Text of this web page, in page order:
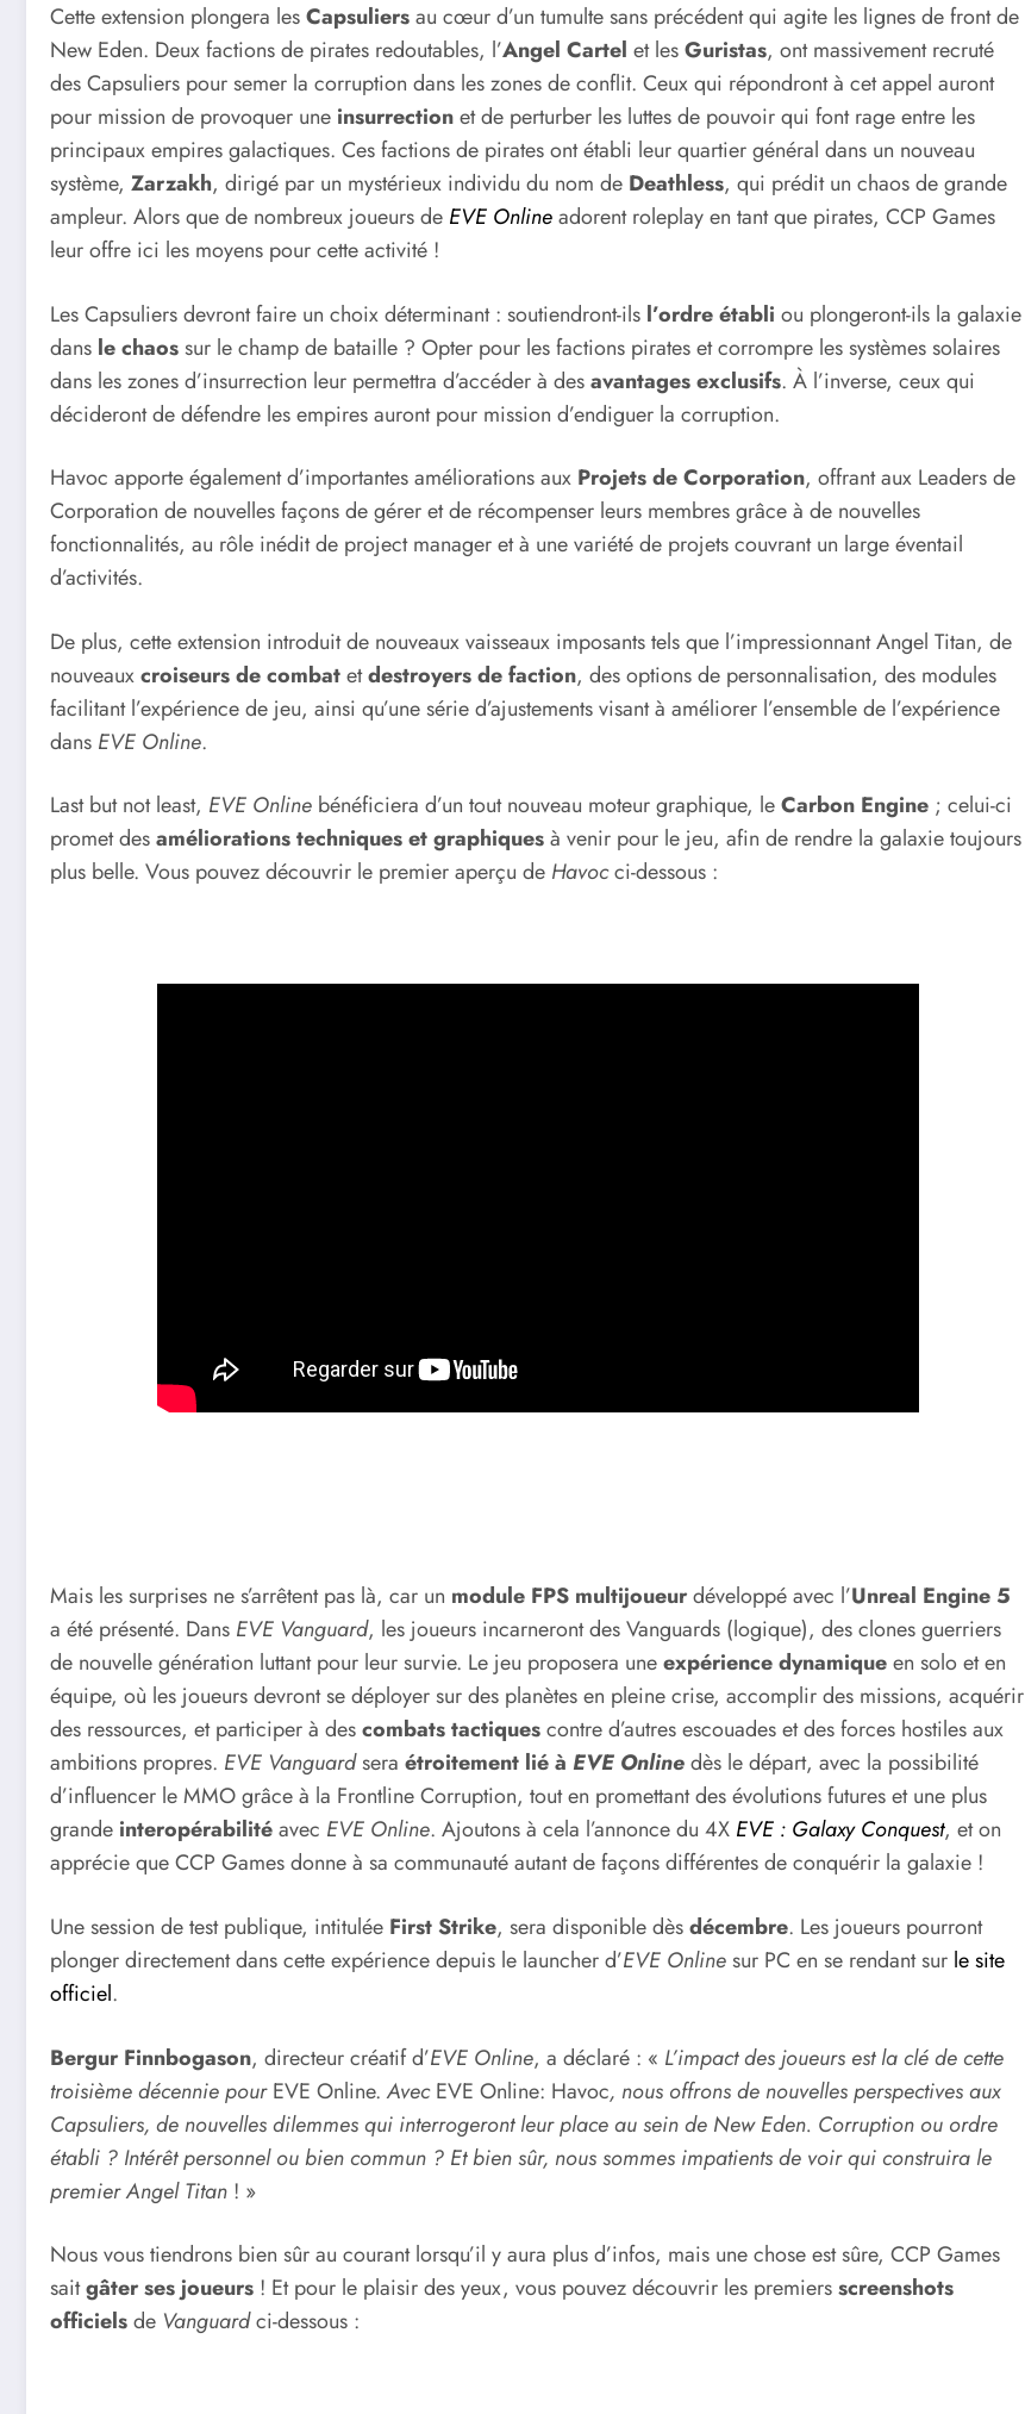
Cette extension plongera lesCapsuliersau cœur d’un tumulte sans précédent qui agite les lignes de front de
New Eden. Deux factions de pirates redoutables, l’Angel Cartel et lesGuristas, ont massivement recruté
des Capsuliers pour semer la corruption dans les zones de conflit. Ceux qui répondront à cet appel auront
pour mission de provoquer une insurrectionet de perturber les luttes de pouvoir qui font rage entre les
principaux empires galactiques. Ces factions de pirates ont établi leur quartier général dans un nouveau
système, Zarzakh, dirigé par un mystérieux individu du nom de Deathless, qui prédit un chaos de grande
ampleur. Alors que de nombreux joueurs de EVE Onlineadorent roleplay en tant que pirates, CCP Games
leur offre ici les moyens pour cette activité !
Les Capsuliers devront faire un choix déterminant : soutiendront-ils l’ordre établi ou plongeront-ils la galaxie
dans le chaossur le champ de bataille ? Opter pour les factions pirates et corrompre les systèmes solaires
dans les zones d’insurrection leur permettra d’accéder à desavantages exclusifs. À l’inverse, ceux qui
décideront de défendre les empires auront pour mission d’endiguer la corruption.
Havoc apporte également d’importantes améliorations aux Projets de Corporation, offrant aux Leaders de
Corporation de nouvelles façons de gérer et de récompenser leurs membres grâce à de nouvelles
fonctionnalités, au rôle inédit de project manager et à une variété de projets couvrant un large éventail
d’activités.
De plus, cette extension introduit de nouveaux vaisseaux imposants tels que l’impressionnant Angel Titan, de
nouveauxcroiseurs de combatetdestroyers de faction, des options de personnalisation, des modules
facilitant l’expérience de jeu, ainsi qu’une série d’ajustements visant à améliorer l’ensemble de l’expérience
dans EVE Online.
Last but not least, EVE Online bénéficiera d’un tout nouveau moteur graphique, leCarbon Engine ; celui-ci
promet desaméliorations techniques et graphiquesà venir pour le jeu, afin de rendre la galaxie toujours
plus belle. Vous pouvez découvrir le premier aperçu de Havocci-dessous :
Mais les surprises ne s’arrêtent pas là, car un module FPS multijoueurdéveloppé avec l’Unreal Engine 5
a été présenté. Dans EVE Vanguard, les joueurs incarneront des Vanguards (logique), des clones guerriers
de nouvelle génération luttant pour leur survie. Le jeu proposera uneexpérience dynamiqueen solo et en
équipe, où les joueurs devront se déployer sur des planètes en pleine crise, accomplir des missions, acquérir
des ressources, et participer à descombats tactiquescontre d’autres escouades et des forces hostiles aux
ambitions propres. EVE Vanguardsera étroitement lié à EVE Onlinedès le départ, avec la possibilité
d’influencer le MMO grâce à la Frontline Corruption, tout en promettant des évolutions futures et une plus
grande interopérabilitéavec EVE Online. Ajoutons à cela l’annonce du 4X EVE : Galaxy Conquest, et on
apprécie que CCP Games donne à sa communauté autant de façons différentes de conquérir la galaxie !
Une session de test publique, intitulée First Strike, sera disponible dèsdécembre. Les joueurs pourront
plonger directement dans cette expérience depuis le launcher d’EVE Onlinesur PC en se rendant sur le site
officiel.
Bergur Finnbogason, directeur créatif d’EVE Online, a déclaré : « L’impact des joueurs est la clé de cette
troisième décennie pourEVE Online.AvecEVE Online: Havoc, nous offrons de nouvelles perspectives aux
Capsuliers, de nouvelles dilemmes qui interrogeront leur place au sein de New Eden. Corruption ou ordre
établi ? Intérêt personnel ou bien commun ? Et bien sûr, nous sommes impatients de voir qui construira le
premier Angel Titan ! »
Nous vous tiendrons bien sûr au courant lorsqu’il y aura plus d’infos, mais une chose est sûre, CCP Games
saitgâter ses joueurs ! Et pour le plaisir des yeux, vous pouvez découvrir les premiersscreenshots
officielsde Vanguardci-dessous :